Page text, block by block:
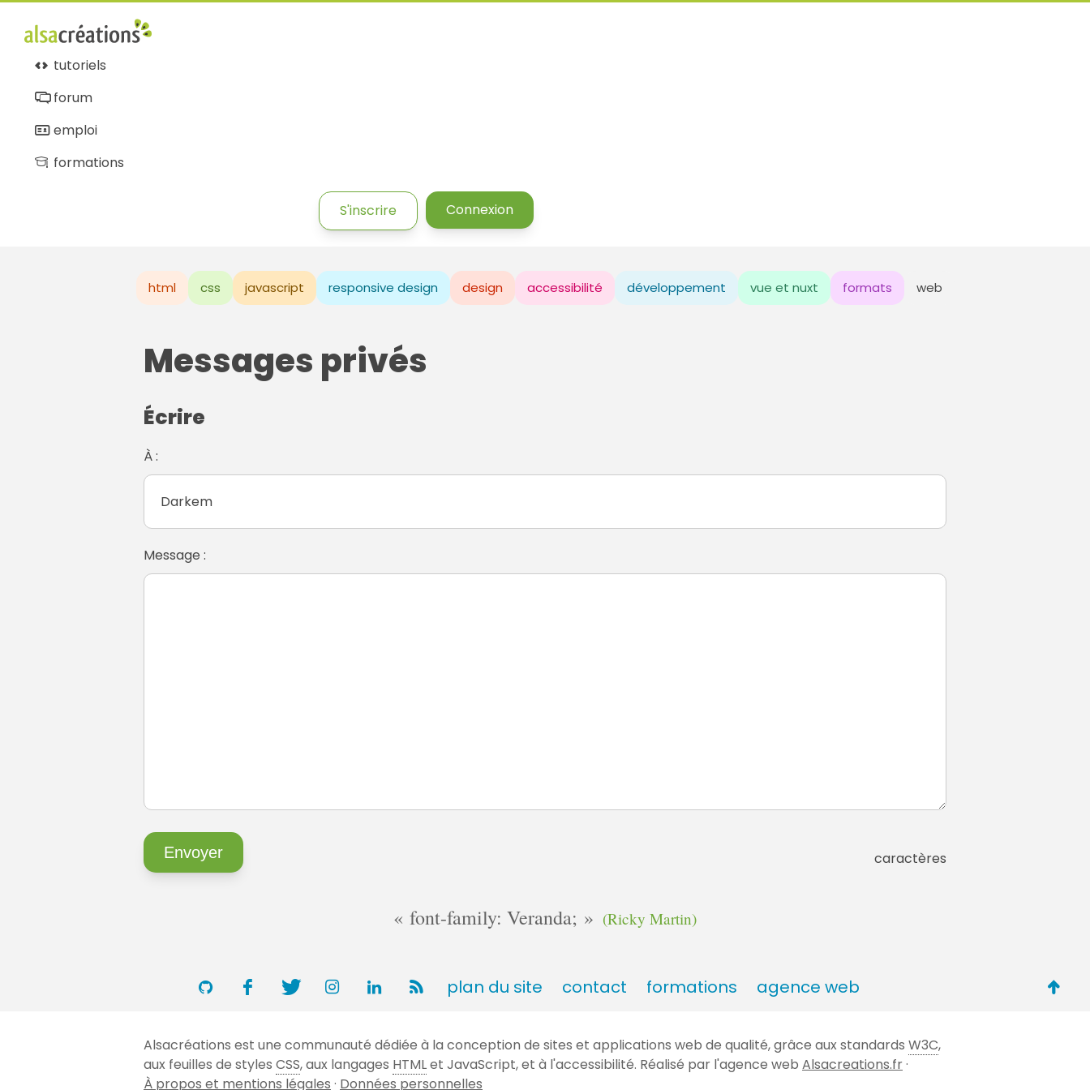
tutoriels
forum
emploi
formations
S'inscrire Connexion
html css javascript responsive design design accessibilité développement vue et nuxt formats web
Messages privés
Écrire
À :
Message :
caractères
font-family: Veranda; (Ricky Martin)
plan du site contact formations agence web
Alsacréations est une communauté dédiée à la conception de sites et applications web de qualité, grâce aux standards W3C,
aux feuilles de styles CSS, aux langages HTMLet JavaScript, et à l'accessibilité. Réalisé par l'agence web Alsacreations.fr·
À propos et mentions légales · Données personnelles